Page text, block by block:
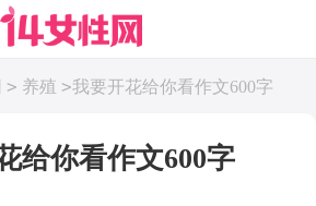
> 养殖 >我要开花给你看作文600字
给你看作文600字